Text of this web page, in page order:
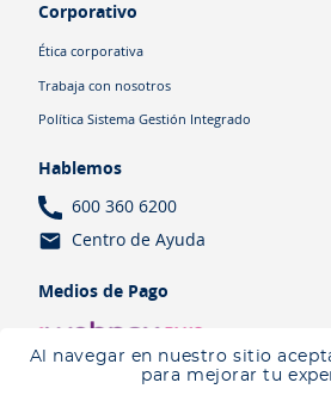
Al navegar en nuestro sitio
para mejorar tu
Corporativo
Ética corporativa
Trabaja con nosotros
Política Sistema Gestión Integrado
Hablemos
600 360 6200
Centro de Ayuda
Medios de Pago